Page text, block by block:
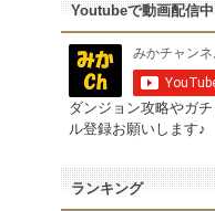
Youtubeで動画配信中
ダンジョン攻略やガ
ル登録お願いします♪
ランキング